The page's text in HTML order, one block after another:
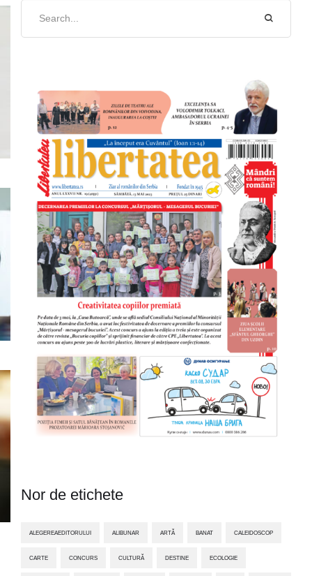
Nor de etichete
ALEGEREAEDITORULUI ALIBUNAR ARTĂ BANAT CALEIDOSCOP
CARTE CONCURS CULTURĂ DESTINE ECOLOGIE